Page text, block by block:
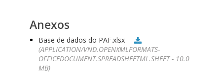
Anexos
Base de dados do PAF.xlsx
(APPLICATION/VND.OPENXMLFORMATS-
OFFICEDOCUMENT.SPREADSHEETML.SHEET - 10.0
MB)